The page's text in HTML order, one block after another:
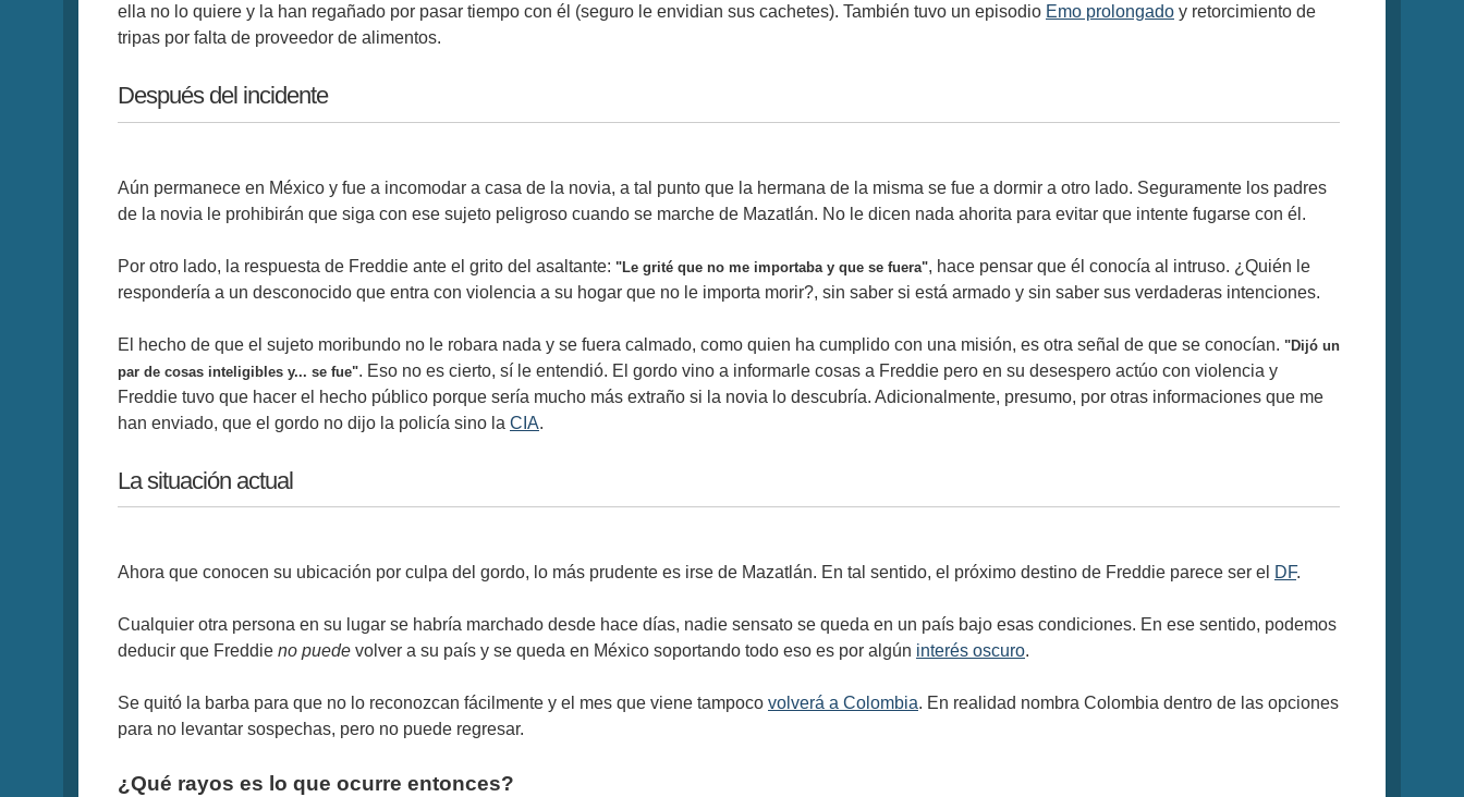
ella no lo quiere y la han regañado por pasar tiempo con él (seguro le envidian sus cachetes). También tuvo un episodio Emo prolongado y retorcimiento de
tripas por falta de proveedor de alimentos.
Después del incidente
Aún permanece en México y fue a incomodar a casa de la novia, a tal punto que la hermana de la misma se fue a dormir a otro lado. Seguramente los padres
de la novia le prohibirán que siga con ese sujeto peligroso cuando se marche de Mazatlán. No le dicen nada ahorita para evitar que intente fugarse con él.
Por otro lado, la respuesta de Freddie ante el grito del asaltante: "Le grité que no me importaba y que se fuera", hace pensar que él conocía al intruso. ¿Quién le
respondería a un desconocido que entra con violencia a su hogar que no le importa morir?, sin saber si está armado y sin saber sus verdaderas intenciones.
El hecho de que el sujeto moribundo no le robara nada y se fuera calmado, como quien ha cumplido con una misión, es otra señal de que se conocían. "Dijó un
par de cosas inteligibles y... se fue". Eso no es cierto, sí le entendió. El gordo vino a informarle cosas a Freddie pero en su desespero actúo con violencia y
Freddie tuvo que hacer el hecho público porque sería mucho más extraño si la novia lo descubría. Adicionalmente, presumo, por otras informaciones que me
han enviado, que el gordo no dijo la policía sino la CIA.
La situación actual
Ahora que conocen su ubicación por culpa del gordo, lo más prudente es irse de Mazatlán. En tal sentido, el próximo destino de Freddie parece ser el DF.
Cualquier otra persona en su lugar se habría marchado desde hace días, nadie sensato se queda en un país bajo esas condiciones. En ese sentido, podemos
deducir que Freddie no puede volver a su país y se queda en México soportando todo eso es por algún interés oscuro.
Se quitó la barba para que no lo reconozcan fácilmente y el mes que viene tampoco volverá a Colombia. En realidad nombra Colombia dentro de las opciones
para no levantar sospechas, pero no puede regresar.
¿Qué rayos es lo que ocurre entonces?